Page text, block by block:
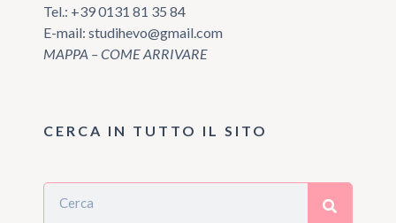
Tel.: +39 0131 81 35 84
E-mail: studihevo@gmail.com
MAPPA – COME ARRIVARE
CERCA IN TUTTO IL SITO